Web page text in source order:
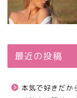
最近の投稿
本気で好きだか